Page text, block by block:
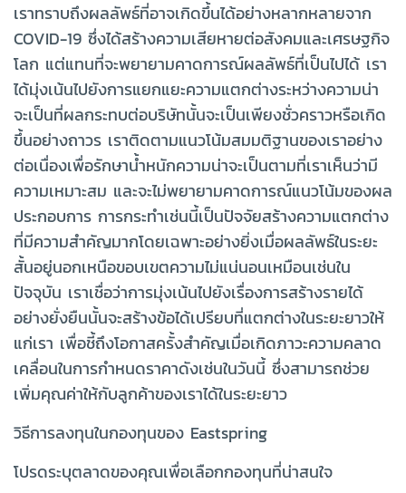
เราทราบถึงผลลัพธ์ที่อาจเกิดขึ้นได้อย่างหลากหลายจาก
COVID-19 ซึ่งได้สร้างความเสียหายต่อสังคมและเศรษฐกิจ
โลก แต่แทนที่จะพยายามคาดการณ์ผลลัพธ์ที่เป็นไปได้ เรา
ได้มุ่งเน้นไปยังการแยกแยะความแตกต่างระหว่างความน่า
จะเป็นที่ผลกระทบต่อบริษัทนั้นจะเป็นเพียงชั่วคราวหรือเกิด
ขึ้นอย่างถาวร เราติดตามแนวโน้มสมมติฐานของเราอย่าง
ต่อเนื่องเพื่อรักษาน้ำหนักความน่าจะเป็นตามที่เราเห็นว่ามี
ความเหมาะสม และจะไม่พยายามคาดการณ์แนวโน้มของผล
ประกอบการ การกระทำเช่นนี้เป็นปัจจัยสร้างความแตกต่าง
ที่มีความสำคัญมากโดยเฉพาะอย่างยิ่งเมื่อผลลัพธ์ในระยะ
สั้นอยู่นอกเหนือขอบเขตความไม่แน่นอนเหมือนเช่นใน
ปัจจุบัน เราเชื่อว่าการมุ่งเน้นไปยังเรื่องการสร้างรายได้
อย่างยั่งยืนนั้นจะสร้างข้อได้เปรียบที่แตกต่างในระยะยาวให้
แก่เรา เพื่อชี้ถึงโอกาสครั้งสำคัญเมื่อเกิดภาวะความคลาด
เคลื่อนในการกำหนดราคาดังเช่นในวันนี้ ซึ่งสามารถช่วย
เพิ่มคุณค่าให้กับลูกค้าของเราได้ในระยะยาว
วิธีการลงทุนในกองทุนของ Eastspring
โปรดระบุตลาดของคุณเพื่อเลือกกองทุนที่น่าสนใจ